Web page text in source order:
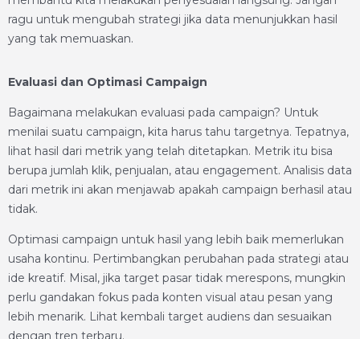
ragu untuk mengubah strategi jika data menunjukkan hasil
yang tak memuaskan.
Evaluasi dan Optimasi Campaign
Bagaimana melakukan evaluasi pada campaign? Untuk
menilai suatu campaign, kita harus tahu targetnya. Tepatnya,
lihat hasil dari metrik yang telah ditetapkan. Metrik itu bisa
berupa jumlah klik, penjualan, atau engagement. Analisis data
dari metrik ini akan menjawab apakah campaign berhasil atau
tidak.
Optimasi campaign untuk hasil yang lebih baik memerlukan
usaha kontinu. Pertimbangkan perubahan pada strategi atau
ide kreatif. Misal, jika target pasar tidak merespons, mungkin
perlu gandakan fokus pada konten visual atau pesan yang
lebih menarik. Lihat kembali target audiens dan sesuaikan
dengan tren terbaru.